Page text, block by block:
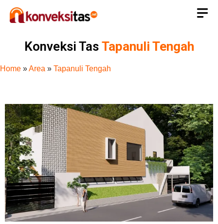
Konveksi Tas Tapanuli Tengah
Home »Area » Tapanuli Tengah